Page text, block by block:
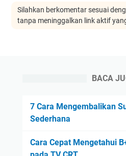
Silahkan berkomentar sesuai
tanpa meninggalkan link aktif
BACA
7 Cara Mengembalikan
Sederhana
Cara Cepat Mengetahui